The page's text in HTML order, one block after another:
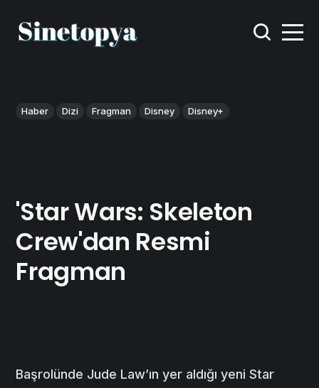
Haber Dizi Fragman Disney Disney+
'Star Wars: Skeleton
Crew'dan Resmi
Fragman
Başrolünde Jude Law’ın yer aldığı yeni Star